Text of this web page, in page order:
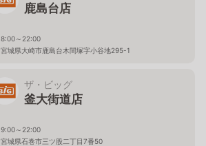
鹿島台店
8:00～22:00
宮城県大崎市鹿島台木間塚字小谷地295-1
ザ・ビッグ
釜大街道店
9:00～22:00
宮城県石巻市三ツ股二丁目7番50